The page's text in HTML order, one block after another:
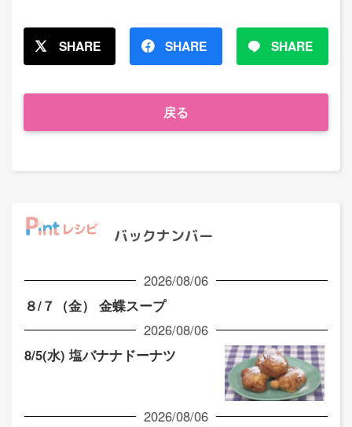
SHARE SHARE SHARE
戻る
バックナンバー
2026/08/06
８/７（金） 金蝶スープ
2026/08/06
8/5(水) 塩バナナドーナツ
2026/08/06